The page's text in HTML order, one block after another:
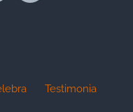
Testimonia